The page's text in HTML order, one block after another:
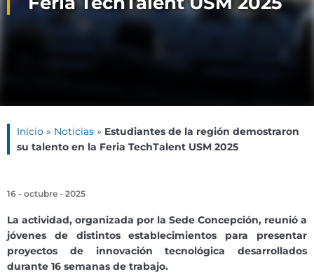
Inicio » Noticias » Estudiantes de la región demostraron
su talento en la Feria TechTalent USM 2025
16 - octubre - 2025
La actividad, organizada por la Sede Concepción, reunió a
jóvenes de distintos establecimientos para presentar
proyectos de innovación tecnológica desarrollados
durante 16 semanas de trabajo.